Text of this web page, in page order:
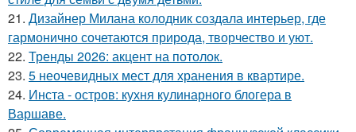
21. Дизайнер Милана колодник создала интерьер, где
гармонично сочетаются природа, творчество и уют.
22. Тренды 2026: акцент на потолок.
23. 5 неочевидных мест для хранения в квартире.
24. Инста - остров: кухня кулинарного блогера в
Варшаве.